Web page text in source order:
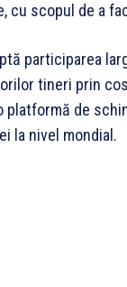
cu scopul de a
participarea
tineri prin
platformă de
la nivel mondial.